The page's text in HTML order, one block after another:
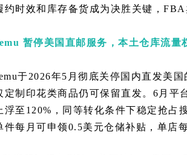
约时效和库存备货成为决胜关键，
暂停美国直邮服务，本土仓库流
于2026年5月彻底关停国内直发美
定制印花类商品仍可保留直发。6月平
浮至120%，同等转化条件下稳定抢占
件每月可申领0.5美元仓储补贴，单店